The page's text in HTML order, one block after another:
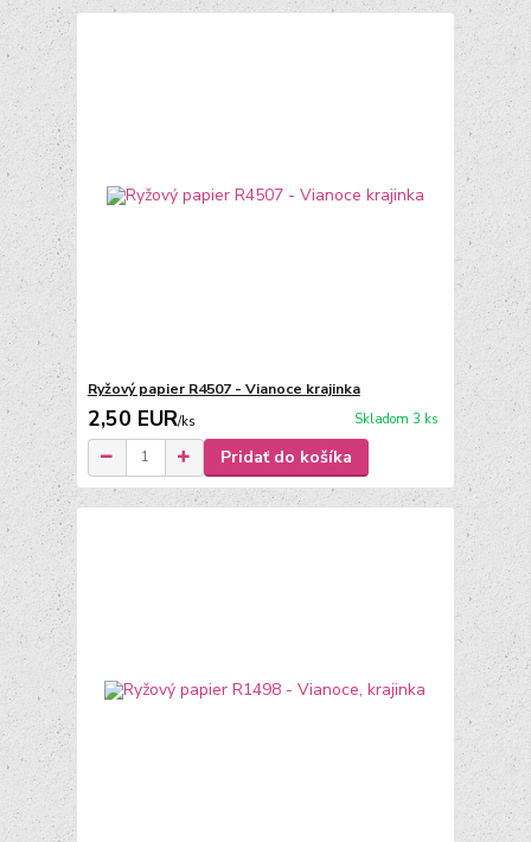
Ryžový papier R4507 - Vianoce krajinka
2,50 EUR/ks Skladom 3 ks
Pridať do košíka